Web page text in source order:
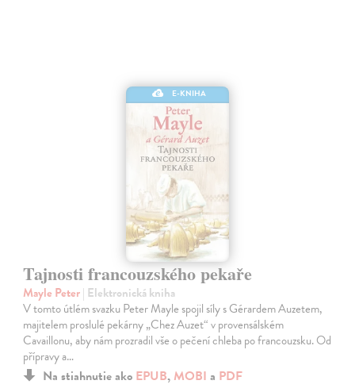
E-KNIHA
Tajnosti francouzského pekaře
Mayle Peter| Elektronická kniha
V tomto útlém svazku Peter Mayle spojil síly s Gérardem Auzetem,
majitelem proslulé pekárny „Chez Auzet“ v provensálském
Cavaillonu, aby nám prozradil vše o pečení chleba po francouzsku. Od
přípravy a…
Na stiahnutie ako EPUB, MOBI a PDF